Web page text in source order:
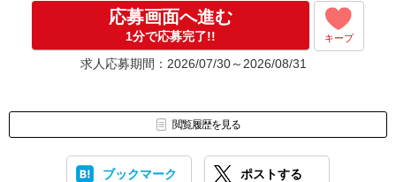
応募画面へ進む
1分で応募完了!! キープ
求人応募期間：2026/07/30～2026/08/31
閲覧履歴を見る
ブックマーク ポストする